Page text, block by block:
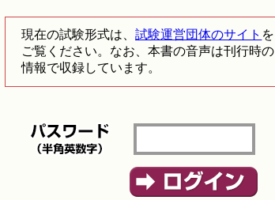
現在の試験形式は、試験運営団体のサイト を
ご覧ください。なお、本書の音声は刊行時の
情報で収録しています。